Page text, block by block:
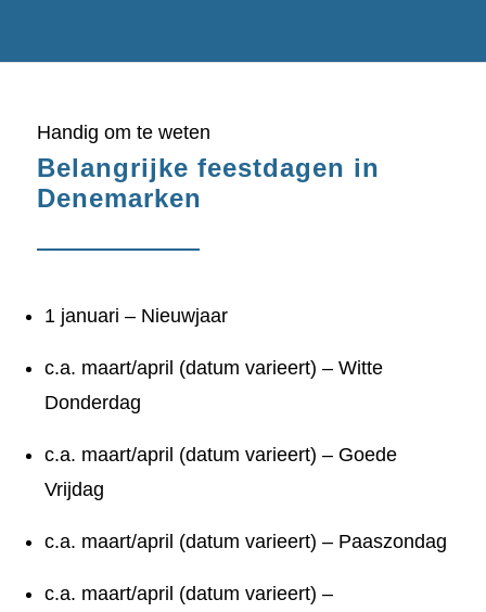
Handig om te weten
Belangrijke feestdagen in
Denemarken
1 januari – Nieuwjaar
c.a. maart/april (datum varieert) – Witte
Donderdag
c.a. maart/april (datum varieert) – Goede
Vrijdag
c.a. maart/april (datum varieert) – Paaszondag
c.a. maart/april (datum varieert) –